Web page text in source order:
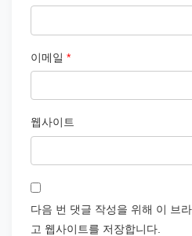
이메일 *
웹사이트
다음 번 댓글 작성을 위해 이 브
고 웹사이트를 저장합니다.